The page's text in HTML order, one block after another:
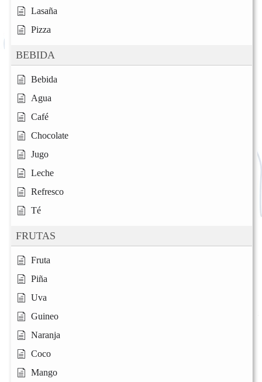
Lasaña
Pizza
BEBIDA
Bebida
Agua
Café
Chocolate
Jugo
Leche
Refresco
Té
FRUTAS
Fruta
Piña
Uva
Guineo
Naranja
Coco
Mango